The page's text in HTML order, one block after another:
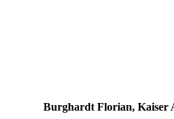
Burghardt Florian, Kaiser